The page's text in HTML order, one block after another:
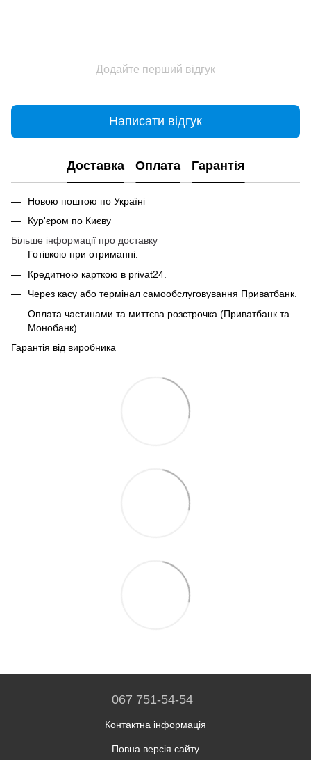
Додайте перший відгук
Написати відгук
Доставка Оплата Гарантія
Новою поштою по Україні
Кур'єром по Києву
Більше інформації про доставку
Готівкою при отриманні.
Кредитною карткою в privat24.
Через касу або термінал самообслуговування Приватбанк.
Оплата частинами та миттєва розстрочка (Приватбанк та
Монобанк)
Гарантія від виробника
067 751-54-54
Контактна інформація
Повна версія сайту